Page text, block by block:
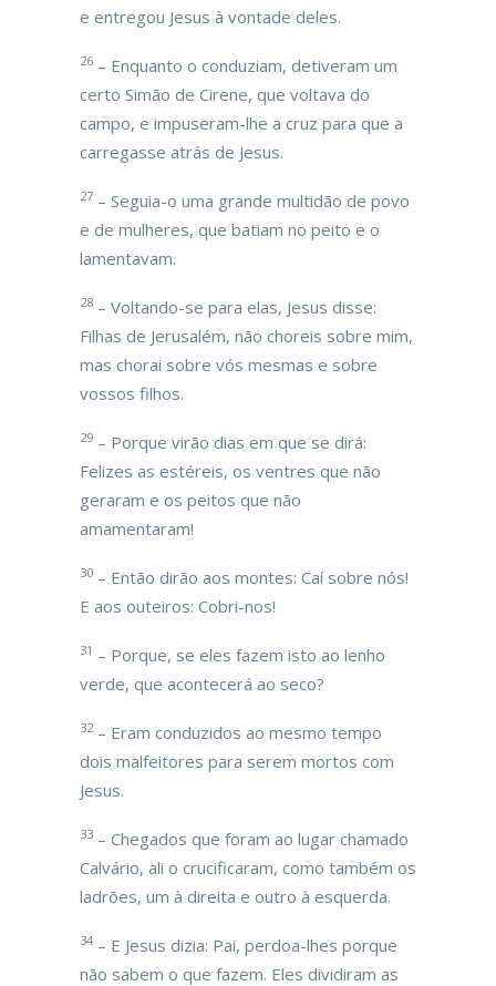
e entregou Jesus à vontade deles.
26 – Enquanto o conduziam, detiveram um
certo Simão de Cirene, que voltava do
campo, e impuseram-lhe a cruz para que a
carregasse atrás de Jesus.
27 – Seguia-o uma grande multidão de povo
e de mulheres, que batiam no peito e o
lamentavam.
28 – Voltando-se para elas, Jesus disse:
Filhas de Jerusalém, não choreis sobre mim,
mas chorai sobre vós mesmas e sobre
vossos filhos.
29 – Porque virão dias em que se dirá:
Felizes as estéreis, os ventres que não
geraram e os peitos que não
amamentaram!
30 – Então dirão aos montes: Caí sobre nós!
E aos outeiros: Cobri-nos!
31 – Porque, se eles fazem isto ao lenho
verde, que acontecerá ao seco?
32– Eram conduzidos ao mesmo tempo
dois malfeitores para serem mortos com
Jesus.
33 – Chegados que foram ao lugar chamado
Calvário, ali o crucificaram, como também os
ladrões, um à direita e outro à esquerda.
34 – E Jesus dizia: Pai, perdoa-lhes porque
não sabem o que fazem. Eles dividiram as